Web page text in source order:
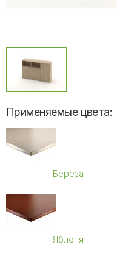
Применяемые цвета:
Береза
Яблоня